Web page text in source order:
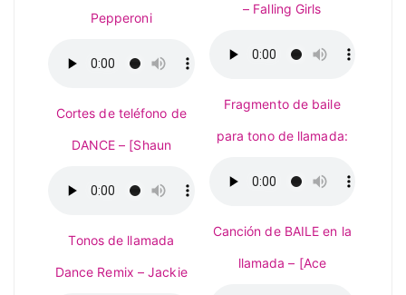
Pepperoni
Cortes de teléfono de
DANCE – [Shaun
Tonos de llamada
Dance Remix – Jackie
– Falling Girls
Fragmento de baile
para tono de llamada:
Canción de BAILE en la
llamada – [Ace